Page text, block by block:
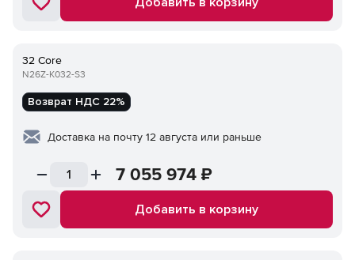
32 Core
N26Z-K032-S3
Возврат НДС 22%
Доставка на почту 12 августа или раньше
7 055 974 ₽
Добавить в корзину